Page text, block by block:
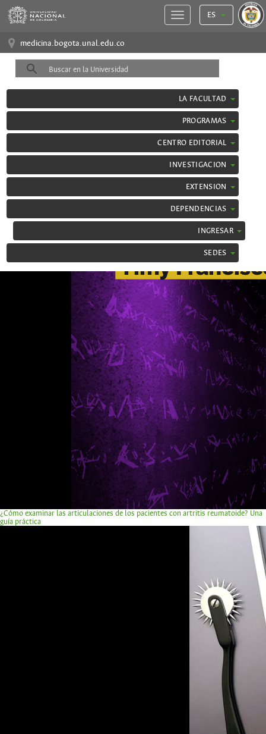
ES
medicina.bogota.unal.edu.co
LA FACULTAD
PROGRAMAS
CENTRO EDITORIAL
INVESTIGACION
EXTENSION
DEPENDENCIAS
INGRESAR
SEDES
¿Cómo examinar las articulaciones de los pacientes con artritis reumatoide? Una
guía práctica